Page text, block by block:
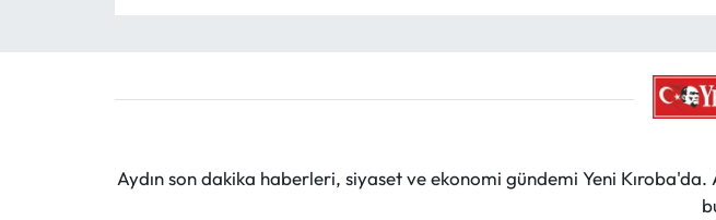
Aydın son dakika haberleri, siyaset ve ekonomi gündemi Yeni